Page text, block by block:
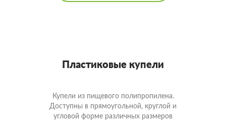
Пластиковые купели
Купели из пищевого полипропилена.
Доступны в прямоугольной, круглой и
угловой форме различных размеров